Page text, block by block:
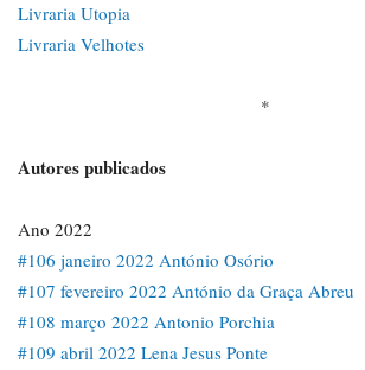
Livraria Utopia
Livraria Velhotes
*
Autores publicados
Ano 2022
#106 janeiro 2022 António Osório
#107 fevereiro 2022 António da Graça Abreu
#108 março 2022 Antonio Porchia
#109 abril 2022 Lena Jesus Ponte